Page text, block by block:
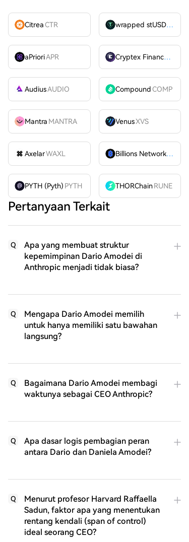
CitreaCTR wrapped stUSDT
aPrioriAPR Cryptex FinanceCTX
AudiusAUDIO CompoundCOMP
Mantra MANTRA VenusXVS
AxelarWAXL Billions Network
BILL
PYTH (Pyth) PYTH THORChain RUNE
Pertanyaan Terkait
Q
Apa yang membuat struktur
kepemimpinan Dario Amodei di
Anthropic menjadi tidak biasa?
Q
Mengapa Dario Amodei memilih
untuk hanya memiliki satu bawahan
langsung?
Q
Bagaimana Dario Amodei membagi
waktunya sebagai CEO Anthropic?
Q
Apa dasar logis pembagian peran
antara Dario dan Daniela Amodei?
Q
Menurut profesor Harvard Raffaella
Sadun, faktor apa yang menentukan
rentang kendali (span of control)
ideal seorang CEO?